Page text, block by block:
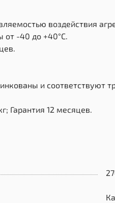
воздействия
от -40 до +40°С.
и соответствуют
Гарантия 12 месяцев.